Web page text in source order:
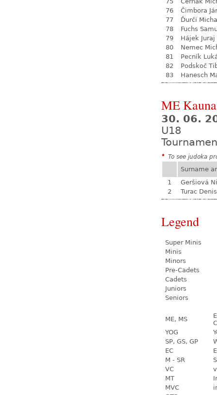
76
Čimbora
77
Ďurči
78
Fuchs
79
Hájek Juraj
80
Nemec
81
Pecník
82
Podskoč
83
Hanesch
ME
30. 06.
U18
* To see judoka
Surname
1
Geršiová
2
Turac Denis
Legend
Super Minis
Minis
Minors
Pre-Cadets
Cadets
Juniors
Seniors
ME, MS
YOG
SP, GS, GP
EC
M - SR
VC
MT
MVC